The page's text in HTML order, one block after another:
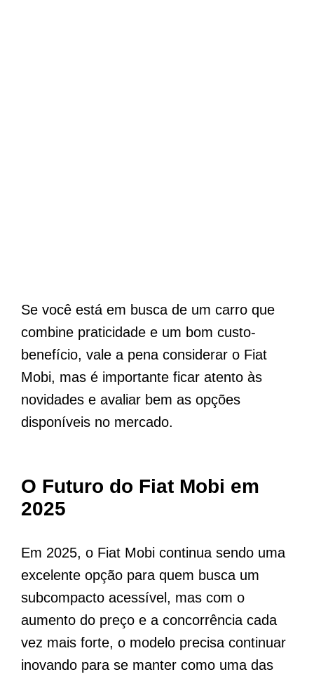
Se você está em busca de um carro que
combine praticidade e um bom custo-
benefício, vale a pena considerar o Fiat
Mobi, mas é importante ficar atento às
novidades e avaliar bem as opções
disponíveis no mercado.
O Futuro do Fiat Mobi em
2025
Em 2025, o Fiat Mobi continua sendo uma
excelente opção para quem busca um
subcompacto acessível, mas com o
aumento do preço e a concorrência cada
vez mais forte, o modelo precisa continuar
inovando para se manter como uma das